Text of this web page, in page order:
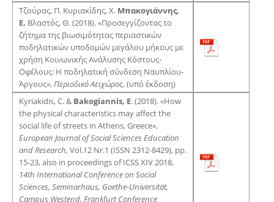
Τζούρας, Π. Κυριακίδης, Χ. Μπακογιάννης,
Ε. Βλαστός, Θ. (2018). «Προσεγγίζοντας το
ζήτημα της βιωσιμότητας περιαστικών
ποδηλατικών υποδομών μεγάλου μήκους με
χρήση Κοινωνικής Ανάλυσης Κόστους-
Οφέλους: Η ποδηλατική σύνδεση Ναυπλίου-
Άργους»,Περιοδικό Αειχώρος, (υπό έκδοση)
Kyriakidis, C. & Bakogiannis, E. (2018). «How
the physical characteristics may affect the
social life of streets in Athens, Greece»,
European Journal of Social Sciences Education
and Research, Vol.12 Nr.1 (ISSN 2312-8429), pp.
15-23, also in proceedings of ICSS XIV 2018,
14th International Conference on Social
Sciences, Seminarhaus, Goethe-Universität,
Campus Westend, Frankfurt Conference